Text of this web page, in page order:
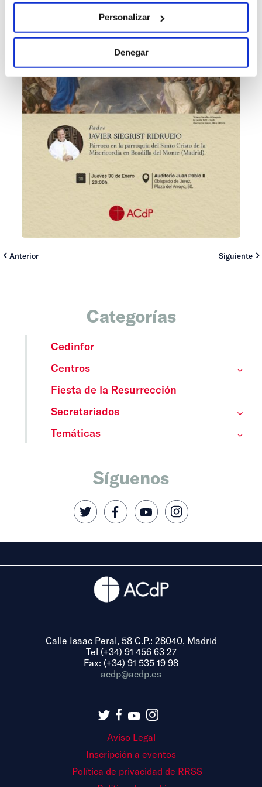
Personalizar
Denegar
Anterior Siguiente
Categorías
Cedinfor
Centros
Fiesta de la Resurrección
Secretariados
Temáticas
Síguenos
Calle Isaac Peral, 58 C.P.: 28040, Madrid
Tel (+34) 91 456 63 27
Fax: (+34) 91 535 19 98
acdp@acdp.es
Aviso Legal
Inscripción a eventos
Política de privacidad de RRSS